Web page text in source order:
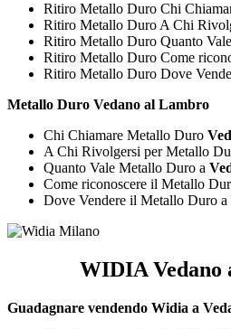
Ritiro Metallo Duro Chi
Ritiro Metallo Duro A Chi
Ritiro Metallo Duro Quanto Vale
Ritiro Metallo Duro Come
Ritiro Metallo Duro Dove
Metallo Duro Vedano al Lambro
Chi Chiamare Metallo Duro
A Chi Rivolgersi per Metallo
Quanto Vale Metallo Duro a
Come riconoscere il Metallo
Dove Vendere il Metallo Duro a
WIDIA Vedano
Guadagnare vendendo Widia a